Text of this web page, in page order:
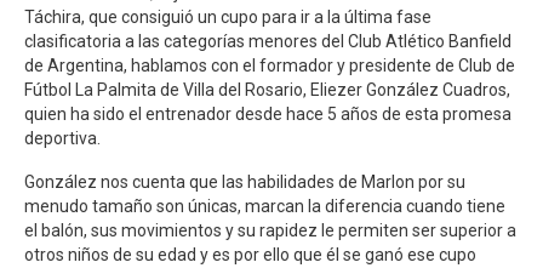
Táchira, que consiguió un cupo para ir a la última fase
clasificatoria a las categorías menores del Club Atlético Banfield
de Argentina, hablamos con el formador y presidente de Club de
Fútbol La Palmita de Villa del Rosario, Eliezer González Cuadros,
quien ha sido el entrenador desde hace 5 años de esta promesa
deportiva.
González nos cuenta que las habilidades de Marlon por su
menudo tamaño son únicas, marcan la diferencia cuando tiene
el balón, sus movimientos y su rapidez le permiten ser superior a
otros niños de su edad y es por ello que él se ganó ese cupo